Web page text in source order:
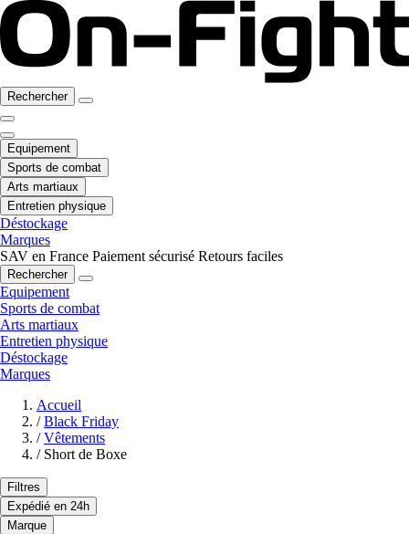
Rechercher
Equipement
Sports de combat
Arts martiaux
Entretien physique
Déstockage
Marques
SAV en France Paiement sécurisé Retours faciles
Rechercher
Equipement
Sports de combat
Arts martiaux
Entretien physique
Déstockage
Marques
Accueil
/ Black Friday
/ Vêtements
/ Short de Boxe
Filtres
Expédié en 24h
Marque